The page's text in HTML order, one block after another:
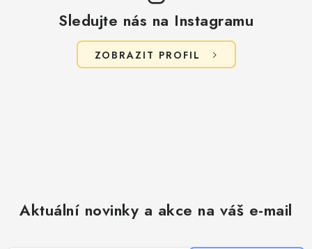
Sledujte nás na Instagramu
ZOBRAZIT PROFIL
Aktuální novinky a akce na váš e-mail